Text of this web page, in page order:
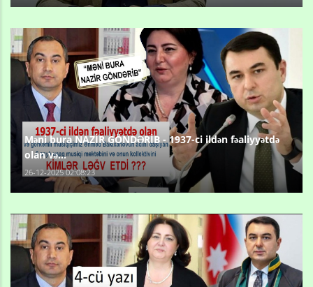
Məni bura NAZİR GÖNDƏRİB - 1937-ci ildən fəaliyyətdə
olan və...
26-12-2025 02:08:23